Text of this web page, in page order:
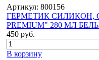
Артикул: 800156
ГЕРМЕТИК СИЛИКОН,
PREMIUM" 280 МЛ
450 руб.
В корзину